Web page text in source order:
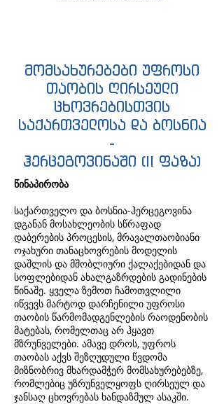
მომსახურებები უფროსი
თაობის ღირსეული
ცხოვრებისთვის
საქართველოსა და ბოსნია
-
ჰერცეგოვინაში (II ფაზა)
წინაპირობა
საქართველო და ბოსნია-ჰერცეგოვინა
დგანან მოსახლეობის სწრაფად
დაბერების პროცესის, მრავალთაობიანი
ოჯახური თანაცხოვრების მოდელის
დაშლის და მშობლიური ქალაქებიდან და
სოფლებიდან ახალგაზრდების გადინების
წინაშე. ყველა ზემოთ ჩამოთვლილი
იწვევს მარტოდ დარჩენილი უფროსი
თაობის წარმომადგენლების რაოდენობის
მატებას, რომელთაც არ ჰყავთ
მზრუნველები. ამავე დროს, უფროს
თაობას აქვს შეზღუდული წვდომა
მიზნობრივ მხარდამჭერ მომსახურებებზე,
რომლებიც უზრუნველყოფს ღირსეულ და
ჯანსაღ ცხოვრებას ხანდაზმულ ასაკში.